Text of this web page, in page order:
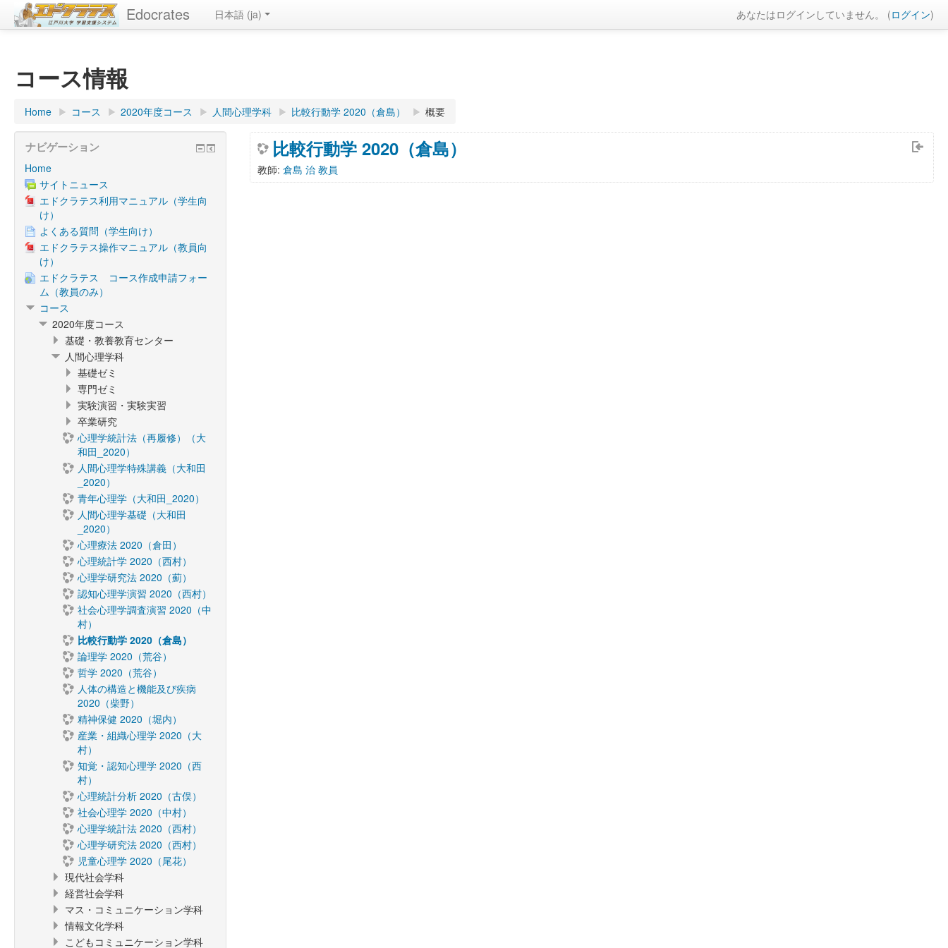
Edocrates あなたはログインしていません。 (ログイン)
日本語 ‎(ja)‎
コース情報
Home ▶︎ コース ▶︎ 2020年度コース ▶︎ 人間心理学科 ▶︎ 比較行動学 2020（倉島） ▶︎ 概要
比較行動学 2020（倉島）
教師:倉島 治 教員
ナビゲーション
Home
サイトニュース
エドクラテス利用マニュアル（学生向
け）
よくある質問（学生向け）
エドクラテス操作マニュアル（教員向
け）
エドクラテス コース作成申請フォー
ム（教員のみ）
コース
2020年度コース
基礎・教養教育センター
人間心理学科
基礎ゼミ
専門ゼミ
実験演習・実験実習
卒業研究
心理学統計法（再履修）（大
和田_2020）
人間心理学特殊講義（大和田
_2020）
青年心理学（大和田_2020）
人間心理学基礎（大和田
_2020）
心理療法 2020（倉田）
心理統計学 2020（西村）
心理学研究法 2020（薊）
認知心理学演習 2020（西村）
社会心理学調査演習 2020（中
村）
比較行動学 2020（倉島）
論理学 2020（荒谷）
哲学 2020（荒谷）
人体の構造と機能及び疾病
2020（柴野）
精神保健 2020（堀内）
産業・組織心理学 2020（大
村）
知覚・認知心理学 2020（西
村）
心理統計分析 2020（古俣）
社会心理学 2020（中村）
心理学統計法 2020（西村）
心理学研究法 2020（西村）
児童心理学 2020（尾花）
現代社会学科
経営社会学科
マス・コミュニケーション学科
情報文化学科
こどもコミュニケーション学科